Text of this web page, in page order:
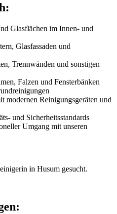
Glasflächen im Innen- und
Glasfassaden und
Trennwänden und sonstigen
Falzen und Fensterbänken
modernen Reinigungsgeräten und
und Sicherheitsstandards
Umgang mit unseren